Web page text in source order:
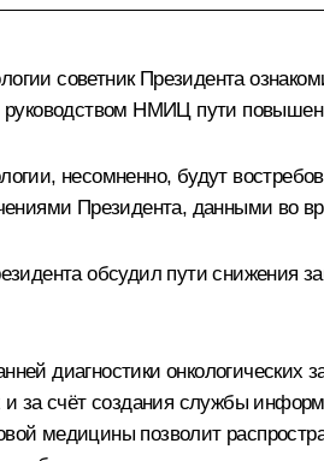
советник Президента
НМИЦ пути
несомненно, будут
Президента, данными
обсудил пути снижения
диагностики
и за счёт создания службы
медицины позволит